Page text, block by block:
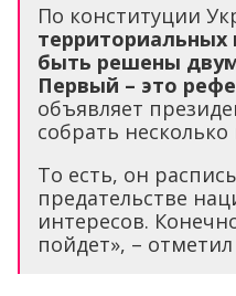
По конституции
быть решены
Первый – это
объявляет
собрать
То есть, он
предательстве
интересов.
пойдет», –